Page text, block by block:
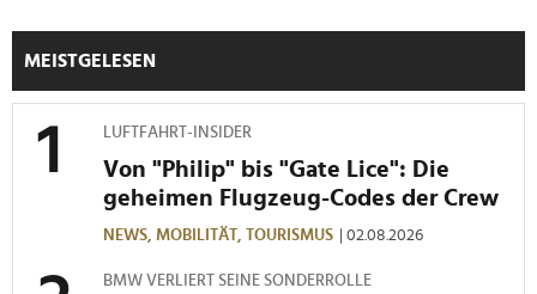
MEISTGELESEN
LUFTFAHRT-INSIDER
Von "Philip" bis "Gate Lice": Die
geheimen Flugzeug-Codes der Crew
NEWS, MOBILITÄT, TOURISMUS | 02.08.2026
BMW VERLIERT SEINE SONDERROLLE